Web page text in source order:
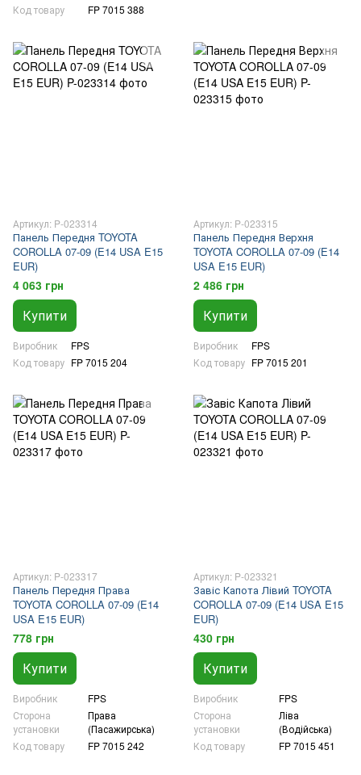
Код товару
FP 7015 388
Артикул: P-023314
Панель Передня TOYOTA
COROLLA 07-09 (E14 USA E15
EUR)
4 063 грн
Купити
Виробник
FPS
Код товару FP 7015 204
Артикул: P-023315
Панель Передня Верхня
TOYOTA COROLLA 07-09 (E14
USA E15 EUR)
2 486 грн
Купити
Виробник
FPS
Код товару FP 7015 201
Артикул: P-023317
Панель Передня Права
TOYOTA COROLLA 07-09 (E14
USA E15 EUR)
778 грн
Купити
Виробник
FPS
Сторона
установки
Права
(Пасажирська)
Код товару
FP 7015 242
Артикул: P-023321
Завіс Капота Лівий TOYOTA
COROLLA 07-09 (E14 USA E15
EUR)
430 грн
Купити
Виробник
FPS
Сторона
установки
Ліва
(Водійська)
Код товару
FP 7015 451